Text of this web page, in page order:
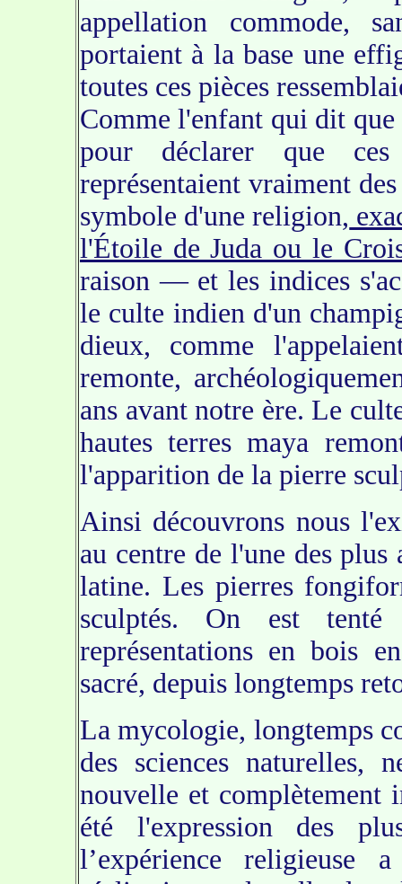
appellation commode,
portaient à la base une
toutes ces pièces
Comme l'enfant qui dit
pour déclarer que ces
représentaient vraiment
symbole d'une religion,
l'Étoile de Juda ou le
raison — et les indices
le culte indien d'un
dieux, comme
remonte,
ans avant notre ère. Le
hautes terres maya
l'apparition de la pierre
Ainsi découvrons nous
au centre de l'une des
latine. Les pierres
sculptés. On est tenté
représentations en bois
sacré, depuis longtemps
La mycologie, longtemps
des sciences naturelles,
nouvelle et complètement
été l'expression des
l’expérience